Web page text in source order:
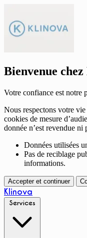
Bienvenue
Votre confiance est notre
Nous respectons votre
cookies de mesure
donnée n’est revendue ni
Données utilisées
Pas de reciblage
informations.
Accepter et continuer
Klinova